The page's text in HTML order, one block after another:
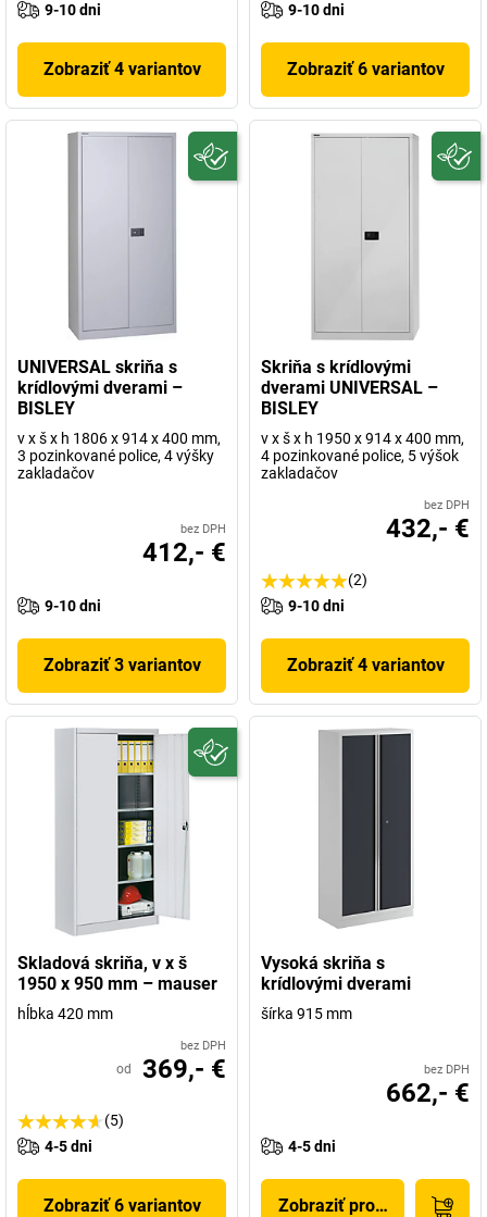
9-10 dni
Zobraziť 4 variantov
9-10 dni
Zobraziť 6 variantov
UNIVERSAL skriňa s
krídlovými dverami –
BISLEY
v x š x h 1806 x 914 x 400 mm,
3 pozinkované police, 4 výšky
zakladačov
bez DPH
412,- €
9-10 dni
Zobraziť 3 variantov
Skriňa s krídlovými
dverami UNIVERSAL –
BISLEY
v x š x h 1950 x 914 x 400 mm,
4 pozinkované police, 5 výšok
zakladačov
bez DPH
432,- €
(2)
9-10 dni
Zobraziť 4 variantov
Skladová skriňa, v x š
1950 x 950 mm – mauser
hĺbka 420 mm
bez DPH
od 369,- €
(5)
4-5 dni
Zobraziť 6 variantov
Vysoká skriňa s
krídlovými dverami
šírka 915 mm
bez DPH
662,- €
4-5 dni
Zobraziť produkt